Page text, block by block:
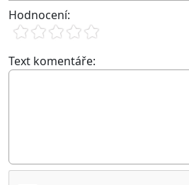
Hodnocení:
Text komentáře: